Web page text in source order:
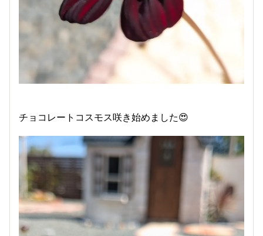
チョコレートコスモス咲き始めました😍